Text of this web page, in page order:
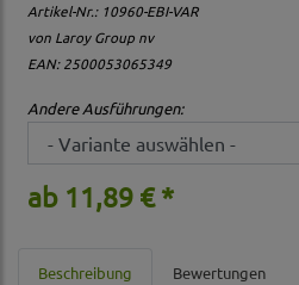
Artikel-Nr.: 10960-EBI-VAR
von Laroy Group nv
EAN: 2500053065349
Andere Ausführungen:
ab 11,89 € *
Beschreibung Bewertungen